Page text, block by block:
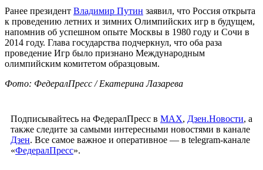
Ранее президент Владимир Путин заявил, что Россия открыта
к проведению летних и зимних Олимпийских игр в будущем,
напомнив об успешном опыте Москвы в 1980 году и Сочи в
2014 году. Глава государства подчеркнул, что оба раза
проведение Игр было признано Международным
олимпийским комитетом образцовым.
Фото: ФедералПресс / Екатерина Лазарева
Подписывайтесь на ФедералПресс в МАХ, Дзен.Новости, а
также следите за самыми интересными новостями в канале
Дзен. Все самое важное и оперативное — в telegram-канале
«ФедералПресс».